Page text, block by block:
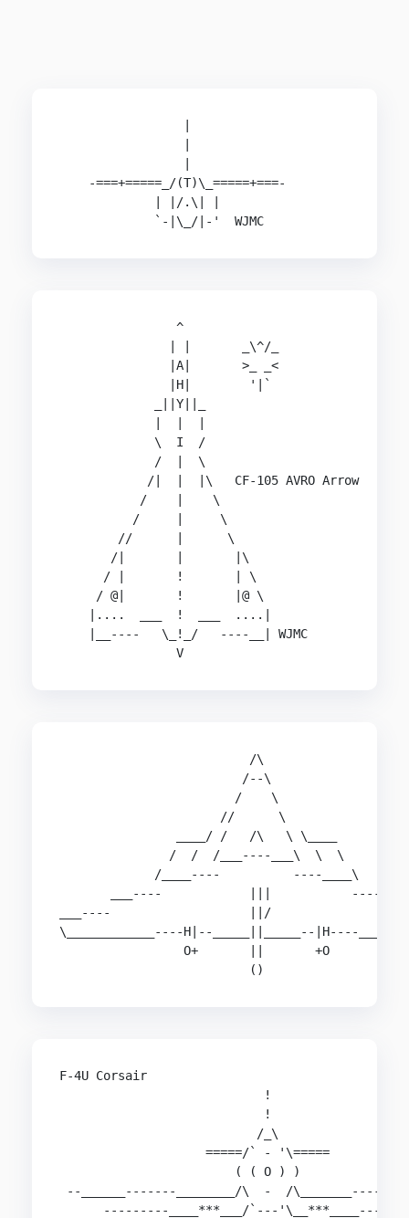
-===+=====_/
`-
|
/|  |  |\
/
/
//
/|
/ |
/ @|
|....  ___  !
|__----   \_!_/
____/
/  /  /
/____----
___----
___----                   ||/
\____________----H|--
O+
F-4U
--______-------________/\  -  /